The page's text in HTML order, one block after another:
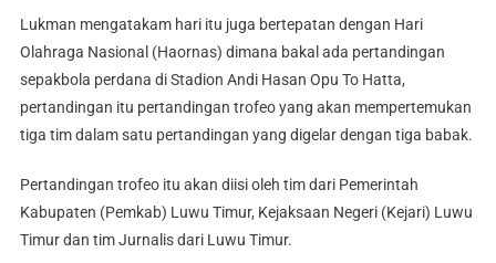
Lukman mengatakam hari itu juga bertepatan dengan Hari
Olahraga Nasional (Haornas) dimana bakal ada pertandingan
sepakbola perdana di Stadion Andi Hasan Opu To Hatta,
pertandingan itu pertandingan trofeo yang akan mempertemukan
tiga tim dalam satu pertandingan yang digelar dengan tiga babak.
Pertandingan trofeo itu akan diisi oleh tim dari Pemerintah
Kabupaten (Pemkab) Luwu Timur, Kejaksaan Negeri (Kejari) Luwu
Timur dan tim Jurnalis dari Luwu Timur.